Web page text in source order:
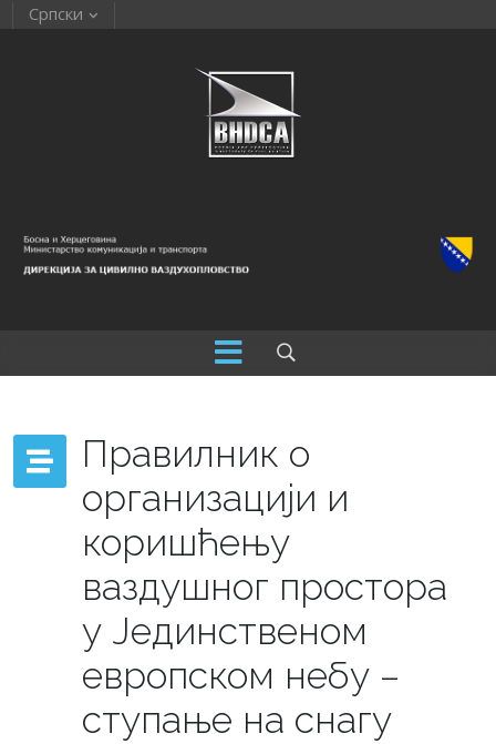
Српски
Правилник о
организацији и
коришћењу
ваздушног простора
у Jединственом
европском небу –
ступање на снагу